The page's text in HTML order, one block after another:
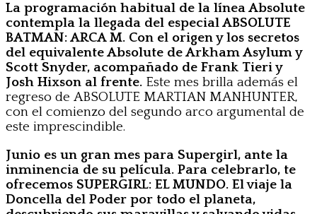
La programación habitual de la línea Absolute
contempla la llegada del especial ABSOLUTE
BATMAN: ARCA M. Con el origen y los secretos
del equivalente Absolute de Arkham Asylum y
Scott Snyder, acompañado de Frank Tieri y
Josh Hixson al frente. Este mes brilla además el
regreso de ABSOLUTE MARTIAN MANHUNTER,
con el comienzo del segundo arco argumental de
este imprescindible.
Junio es un gran mes para Supergirl, ante la
inminencia de su película. Para celebrarlo, te
ofrecemos SUPERGIRL: EL MUNDO. El viaje la
Doncella del Poder por todo el planeta,